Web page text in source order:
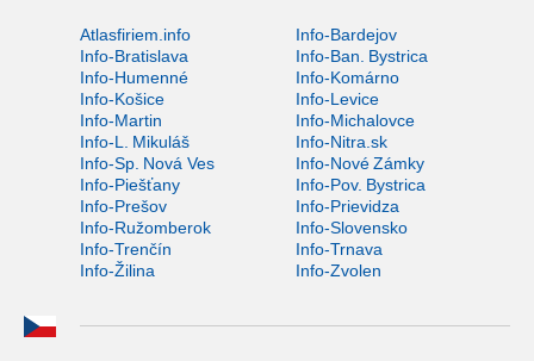
Atlasfiriem.info
Info-Bardejov
Info-Bratislava
Info-Ban. Bystrica
Info-Humenné
Info-Komárno
Info-Košice
Info-Levice
Info-Martin
Info-Michalovce
Info-L. Mikuláš
Info-Nitra.sk
Info-Sp. Nová Ves
Info-Nové Zámky
Info-Piešťany
Info-Pov. Bystrica
Info-Prešov
Info-Prievidza
Info-Ružomberok
Info-Slovensko
Info-Trenčín
Info-Trnava
Info-Žilina
Info-Zvolen